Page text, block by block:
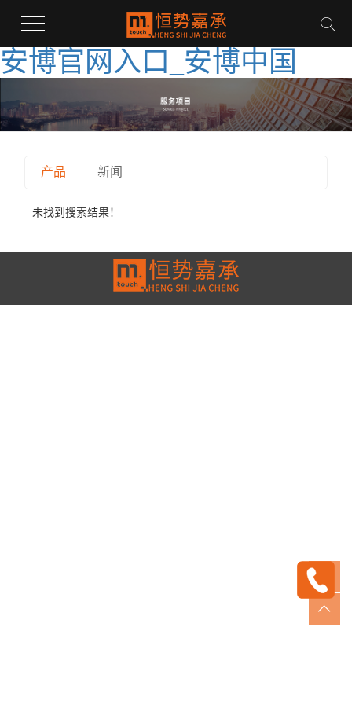
安博官网入口_安博中国
产品 新闻
未找到搜索结果！